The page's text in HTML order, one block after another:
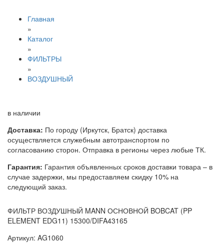
Главная
»
Каталог
»
ФИЛЬТРЫ
»
ВОЗДУШНЫЙ
в наличии
Доставка: По городу (Иркутск, Братск) доставка
осуществляется служебным автотранспортом по
согласованию сторон. Отправка в регионы через любые ТК.
Гарантия: Гарантия объявленных сроков доставки товара – в
случае задержки, мы предоставляем скидку 10% на
следующий заказ.
ФИЛЬТР ВОЗДУШНЫЙ MANN ОСНОВНОЙ BOBCAT (PP
ELEMENT EDG11) 15300/DIFA43165
Артикул: AG1060